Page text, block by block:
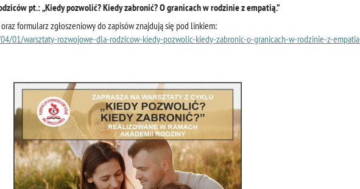
pt.:„Kiedy pozwolić? Kiedy zabronić? O granicach w rodzinie z empatią.”
formularz zgłoszeniowy do zapisów znajdują się pod linkiem:
01/warsztaty-rozwojowe-dla-rodzicow-kiedy-pozwolic-kiedy-zabronic-o-granicach-w-rodzinie-z-